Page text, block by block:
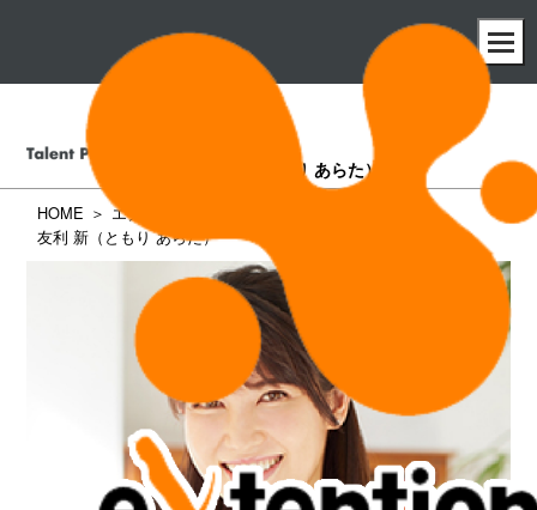
（ともり あらた）
HOME
エクステンション所属タレント一覧
友利 新（ともり あらた）